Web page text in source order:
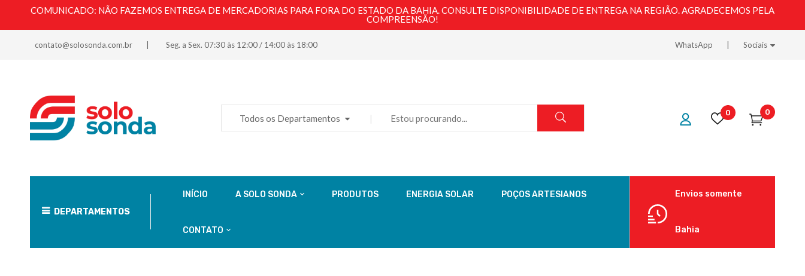
COMUNICADO: NÃO FAZEMOS ENTREGA DE MERCADORIAS PARA FORA DO ESTADO DA BAHIA. CONSULTE DISPONIBILIDADE DE ENTREGA NA REGIÃO. AGRADECEMOS PELA
COMPREENSÃO!
contato@solosonda.com.br Seg. a Sex. 07:30 às 12:00 / 14:00 às 18:00 WhatsApp Sociais
Todos os Departamentos
0 0
DEPARTAMENTOS
INÍCIO A SOLO SONDA PRODUTOS ENERGIA SOLAR POÇOS ARTESIANOS
CONTATO
Envios somente
Bahia